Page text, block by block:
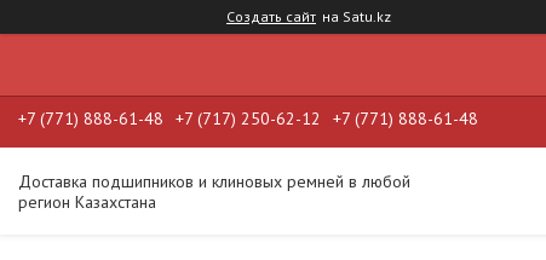
Создать сайт на Satu.kz
+7 (771) 888-61-48 +7 (717) 250-62-12 +7 (771) 888-61-48
Доставка подшипников и клиновых ремней в любой
регион Казахстана